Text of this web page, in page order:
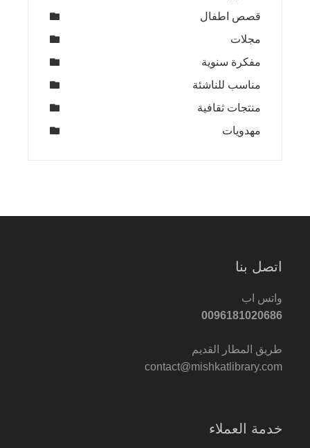
قصص اطفال
مجلات
مفكرة سنوية
مناسب للناشئة
منتجات ثقافية
مهدويات
اتصل بنا
واتس اب
0096181020686
طريق المطار القديم
contact@mishkatlibrary.com
خدمة العملاء